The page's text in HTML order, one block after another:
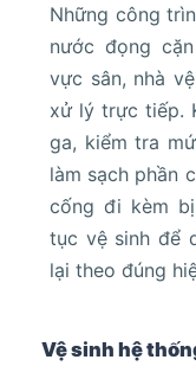
Những công
nước đọng
vực sân, nhà
xử lý trực tiếp.
ga, kiểm tra
làm sạch phần
cống đi kèm
tục vệ sinh để
lại theo đúng
Vệ sinh hệ